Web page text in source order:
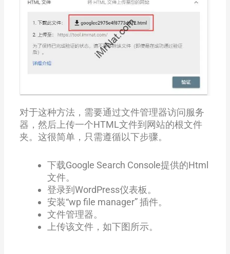
对于这种方法，需要通过文件管理器访问服务
器，然后上传一个HTML文件到网站的根文件
夹。这很简单，只需遵循以下步骤。
下载Google Search Console提供的Html
文件。
登录到WordPress仪表板。
安装“wp file manager” 插件。
文件管理器。
上传该文件，如下图所示。